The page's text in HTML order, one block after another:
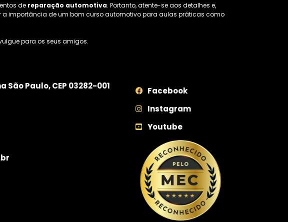
de reparação automotiva. Portanto, atente-se aos detalhes e,
a importância de um bom curso automotivo para aulas práticas como
para os seus amigos.
São Paulo, CEP 03282-001
Facebook
Instagram
Youtube